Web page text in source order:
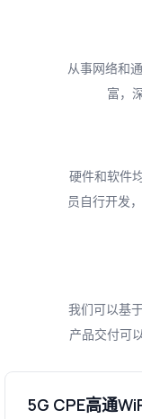
从事网络和
富，
硬件和软件
员自行开发
我们可以基
产品交付可
5G CPE高通